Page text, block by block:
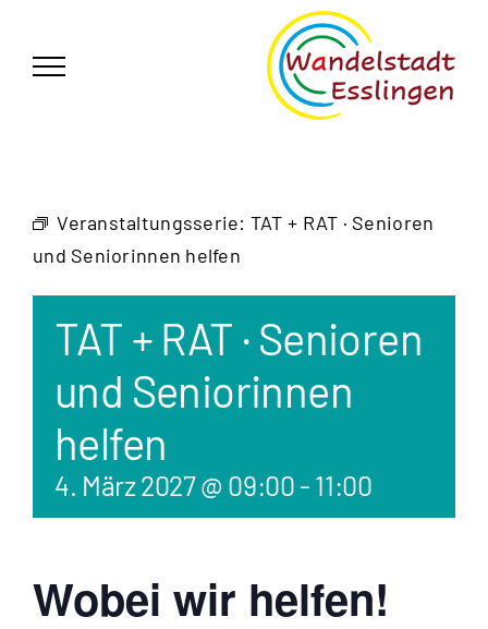
springen
Veranstaltungsserie: TAT + RAT · Senioren
und Seniorinnen helfen
TAT + RAT · Senioren
und Seniorinnen
helfen
4. März 2027 @ 09:00 - 11:00
Wobei wir helfen!